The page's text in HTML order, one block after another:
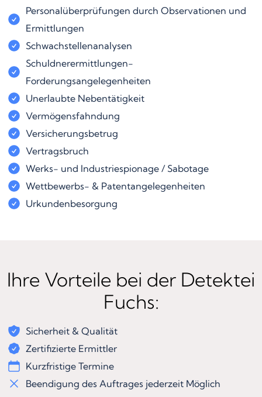
Personalüberprüfungen durch Observationen und
Ermittlungen
Schwachstellenanalysen
Schuldnerermittlungen-
Forderungsangelegenheiten
Unerlaubte Nebentätigkeit
Vermögensfahndung
Versicherungsbetrug
Vertragsbruch
Werks- und Industriespionage / Sabotage
Wettbewerbs- & Patentangelegenheiten
Urkundenbesorgung
Ihre Vorteile bei der Detektei
Fuchs:
Sicherheit & Qualität
Zertifizierte Ermittler
Kurzfristige Termine
Beendigung des Auftrages jederzeit Möglich